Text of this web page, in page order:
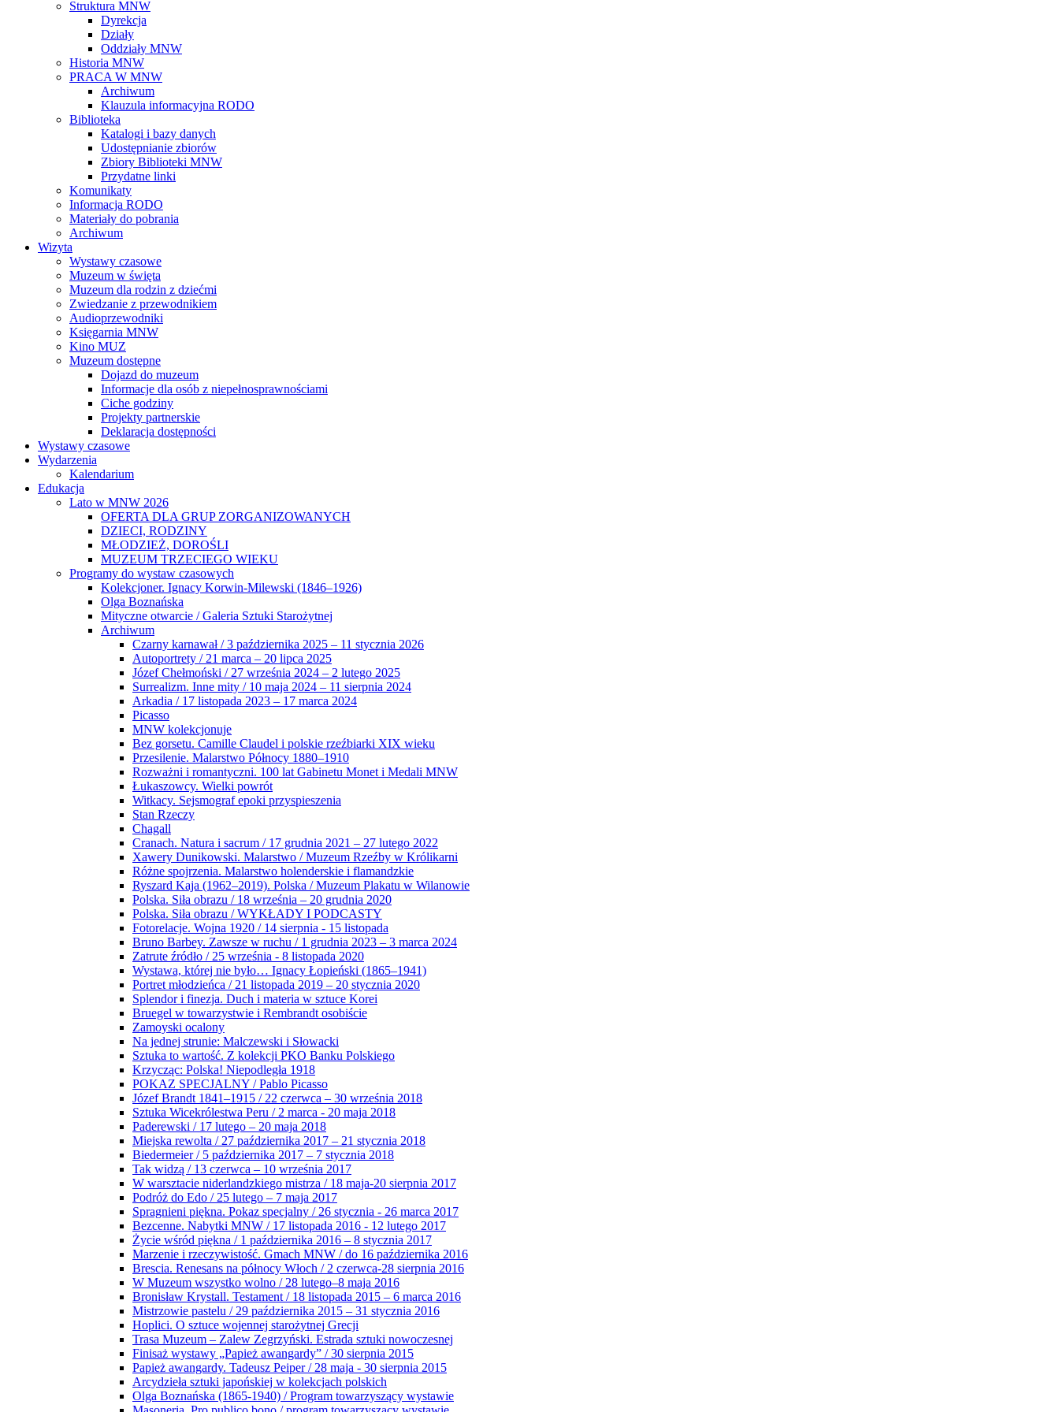
Struktura MNW
Dyrekcja
Działy
Oddziały MNW
Historia MNW
PRACA W MNW
Archiwum
Klauzula informacyjna RODO
Biblioteka
Katalogi i bazy danych
Udostępnianie zbiorów
Zbiory Biblioteki MNW
Przydatne linki
Komunikaty
Informacja RODO
Materiały do pobrania
Archiwum
Wizyta
Wystawy czasowe
Muzeum w święta
Muzeum dla rodzin z dziećmi
Zwiedzanie z przewodnikiem
Audioprzewodniki
Księgarnia MNW
Kino MUZ
Muzeum dostępne
Dojazd do muzeum
Informacje dla osób z niepełnosprawnościami
Ciche godziny
Projekty partnerskie
Deklaracja dostępności
Wystawy czasowe
Wydarzenia
Kalendarium
Edukacja
Lato w MNW 2026
OFERTA DLA GRUP ZORGANIZOWANYCH
DZIECI, RODZINY
MŁODZIEŻ, DOROŚLI
MUZEUM TRZECIEGO WIEKU
Programy do wystaw czasowych
Kolekcjoner. Ignacy Korwin-Milewski (1846–1926)
Olga Boznańska
Mityczne otwarcie / Galeria Sztuki Starożytnej
Archiwum
Czarny karnawał / 3 października 2025 – 11 stycznia 2026
Autoportrety / 21 marca – 20 lipca 2025
Józef Chełmoński / 27 września 2024 – 2 lutego 2025
Surrealizm. Inne mity / 10 maja 2024 – 11 sierpnia 2024
Arkadia / 17 listopada 2023 – 17 marca 2024
Picasso
MNW kolekcjonuje
Bez gorsetu. Camille Claudel i polskie rzeźbiarki XIX wieku
Przesilenie. Malarstwo Północy 1880–1910
Rozważni i romantyczni. 100 lat Gabinetu Monet i Medali MNW
Łukaszowcy. Wielki powrót
Witkacy. Sejsmograf epoki przyspieszenia
Stan Rzeczy
Chagall
Cranach. Natura i sacrum / 17 grudnia 2021 – 27 lutego 2022
Xawery Dunikowski. Malarstwo / Muzeum Rzeźby w Królikarni
Różne spojrzenia. Malarstwo holenderskie i flamandzkie
Ryszard Kaja (1962–2019). Polska / Muzeum Plakatu w Wilanowie
Polska. Siła obrazu / 18 września – 20 grudnia 2020
Polska. Siła obrazu / WYKŁADY I PODCASTY
Fotorelacje. Wojna 1920 / 14 sierpnia - 15 listopada
Bruno Barbey. Zawsze w ruchu / 1 grudnia 2023 – 3 marca 2024
Zatrute źródło / 25 września - 8 listopada 2020
Wystawa, której nie było… Ignacy Łopieński (1865–1941)
Portret młodzieńca / 21 listopada 2019 – 20 stycznia 2020
Splendor i finezja. Duch i materia w sztuce Korei
Bruegel w towarzystwie i Rembrandt osobiście
Zamoyski ocalony
Na jednej strunie: Malczewski i Słowacki
Sztuka to wartość. Z kolekcji PKO Banku Polskiego
Krzycząc: Polska! Niepodległa 1918
POKAZ SPECJALNY / Pablo Picasso
Józef Brandt 1841–1915 / 22 czerwca – 30 września 2018
Sztuka Wicekrólestwa Peru / 2 marca - 20 maja 2018
Paderewski / 17 lutego – 20 maja 2018
Miejska rewolta / 27 października 2017 – 21 stycznia 2018
Biedermeier / 5 października 2017 – 7 stycznia 2018
Tak widzą / 13 czerwca – 10 września 2017
W warsztacie niderlandzkiego mistrza / 18 maja-20 sierpnia 2017
Podróż do Edo / 25 lutego – 7 maja 2017
Spragnieni piękna. Pokaz specjalny / 26 stycznia - 26 marca 2017
Bezcenne. Nabytki MNW / 17 listopada 2016 - 12 lutego 2017
Życie wśród piękna / 1 października 2016 – 8 stycznia 2017
Marzenie i rzeczywistość. Gmach MNW / do 16 października 2016
Brescia. Renesans na północy Włoch / 2 czerwca-28 sierpnia 2016
W Muzeum wszystko wolno / 28 lutego–8 maja 2016
Bronisław Krystall. Testament / 18 listopada 2015 – 6 marca 2016
Mistrzowie pastelu / 29 października 2015 – 31 stycznia 2016
Hoplici. O sztuce wojennej starożytnej Grecji
Trasa Muzeum – Zalew Zegrzyński. Estrada sztuki nowoczesnej
Finisaż wystawy „Papież awangardy” / 30 sierpnia 2015
Papież awangardy. Tadeusz Peiper / 28 maja - 30 sierpnia 2015
Arcydzieła sztuki japońskiej w kolekcjach polskich
Olga Boznańska (1865-1940) / Program towarzyszący wystawie